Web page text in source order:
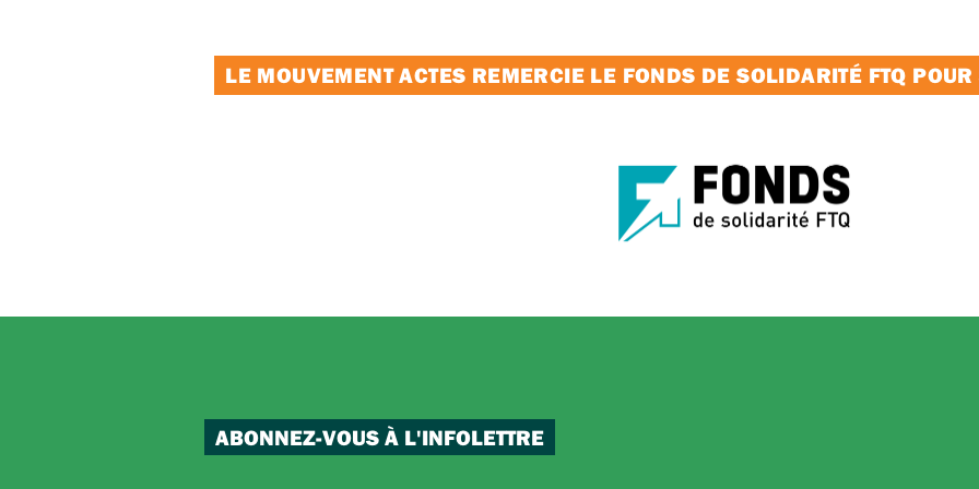
LE MOUVEMENT ACTES REMERCIE LE FONDS DE SOLIDARITÉ FTQ
ABONNEZ-VOUS À L'INFOLETTRE